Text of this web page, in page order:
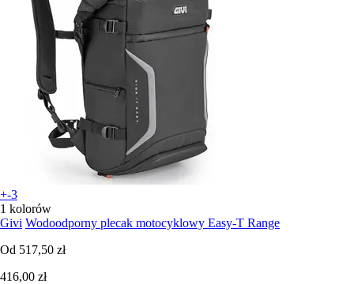
+-3
1 kolorów
Givi Wodoodporny plecak motocyklowy Easy-T Range
Od 517,50 zł
416,00 zł